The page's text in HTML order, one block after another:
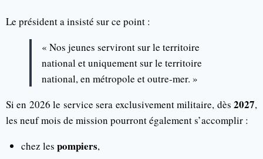
Le président a insisté sur ce point :
« Nos jeunes serviront sur le territoire
national et uniquement sur le territoire
national, en métropole et outre-mer. »
Si en 2026 le service sera exclusivement militaire, dès 2027,
les neuf mois de mission pourront également s’accomplir :
chez les pompiers,